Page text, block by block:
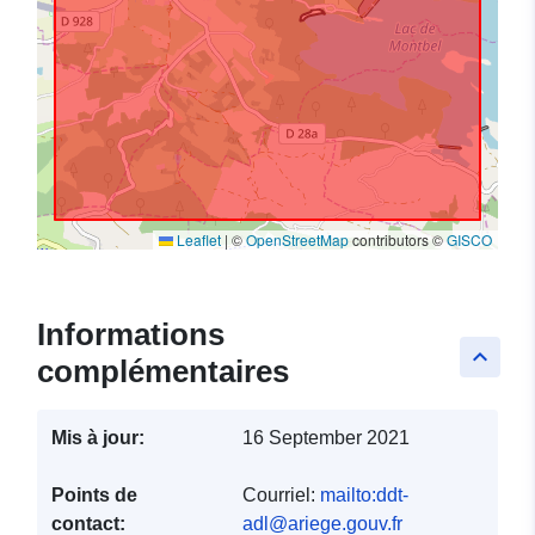
Leaflet | ©OpenStreetMapcontributors ©GISCO
keyboard_arrow_up
Informations
complémentaires
Mis à jour: 16 September 2021
Points de
contact:
Courriel: mailto:ddt-
adl@ariege.gouv.fr